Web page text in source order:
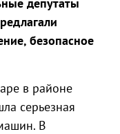
безопасное
в районе
серьезная
В